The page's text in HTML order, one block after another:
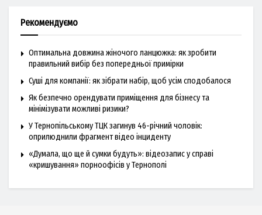
Рекомендуємо
Оптимальна довжина жіночого ланцюжка: як зробити
правильний вибір без попередньої примірки
Суші для компанії: як зібрати набір, щоб усім сподобалося
Як безпечно орендувати приміщення для бізнесу та
мінімізувати можливі ризики?
У Тернопільському ТЦК загинув 46-річний чоловік:
оприлюднили фрагмент відео інциденту
«Думала, що ще й сумки будуть»: відеозапис у справі
«кришування» порноофісів у Тернополі